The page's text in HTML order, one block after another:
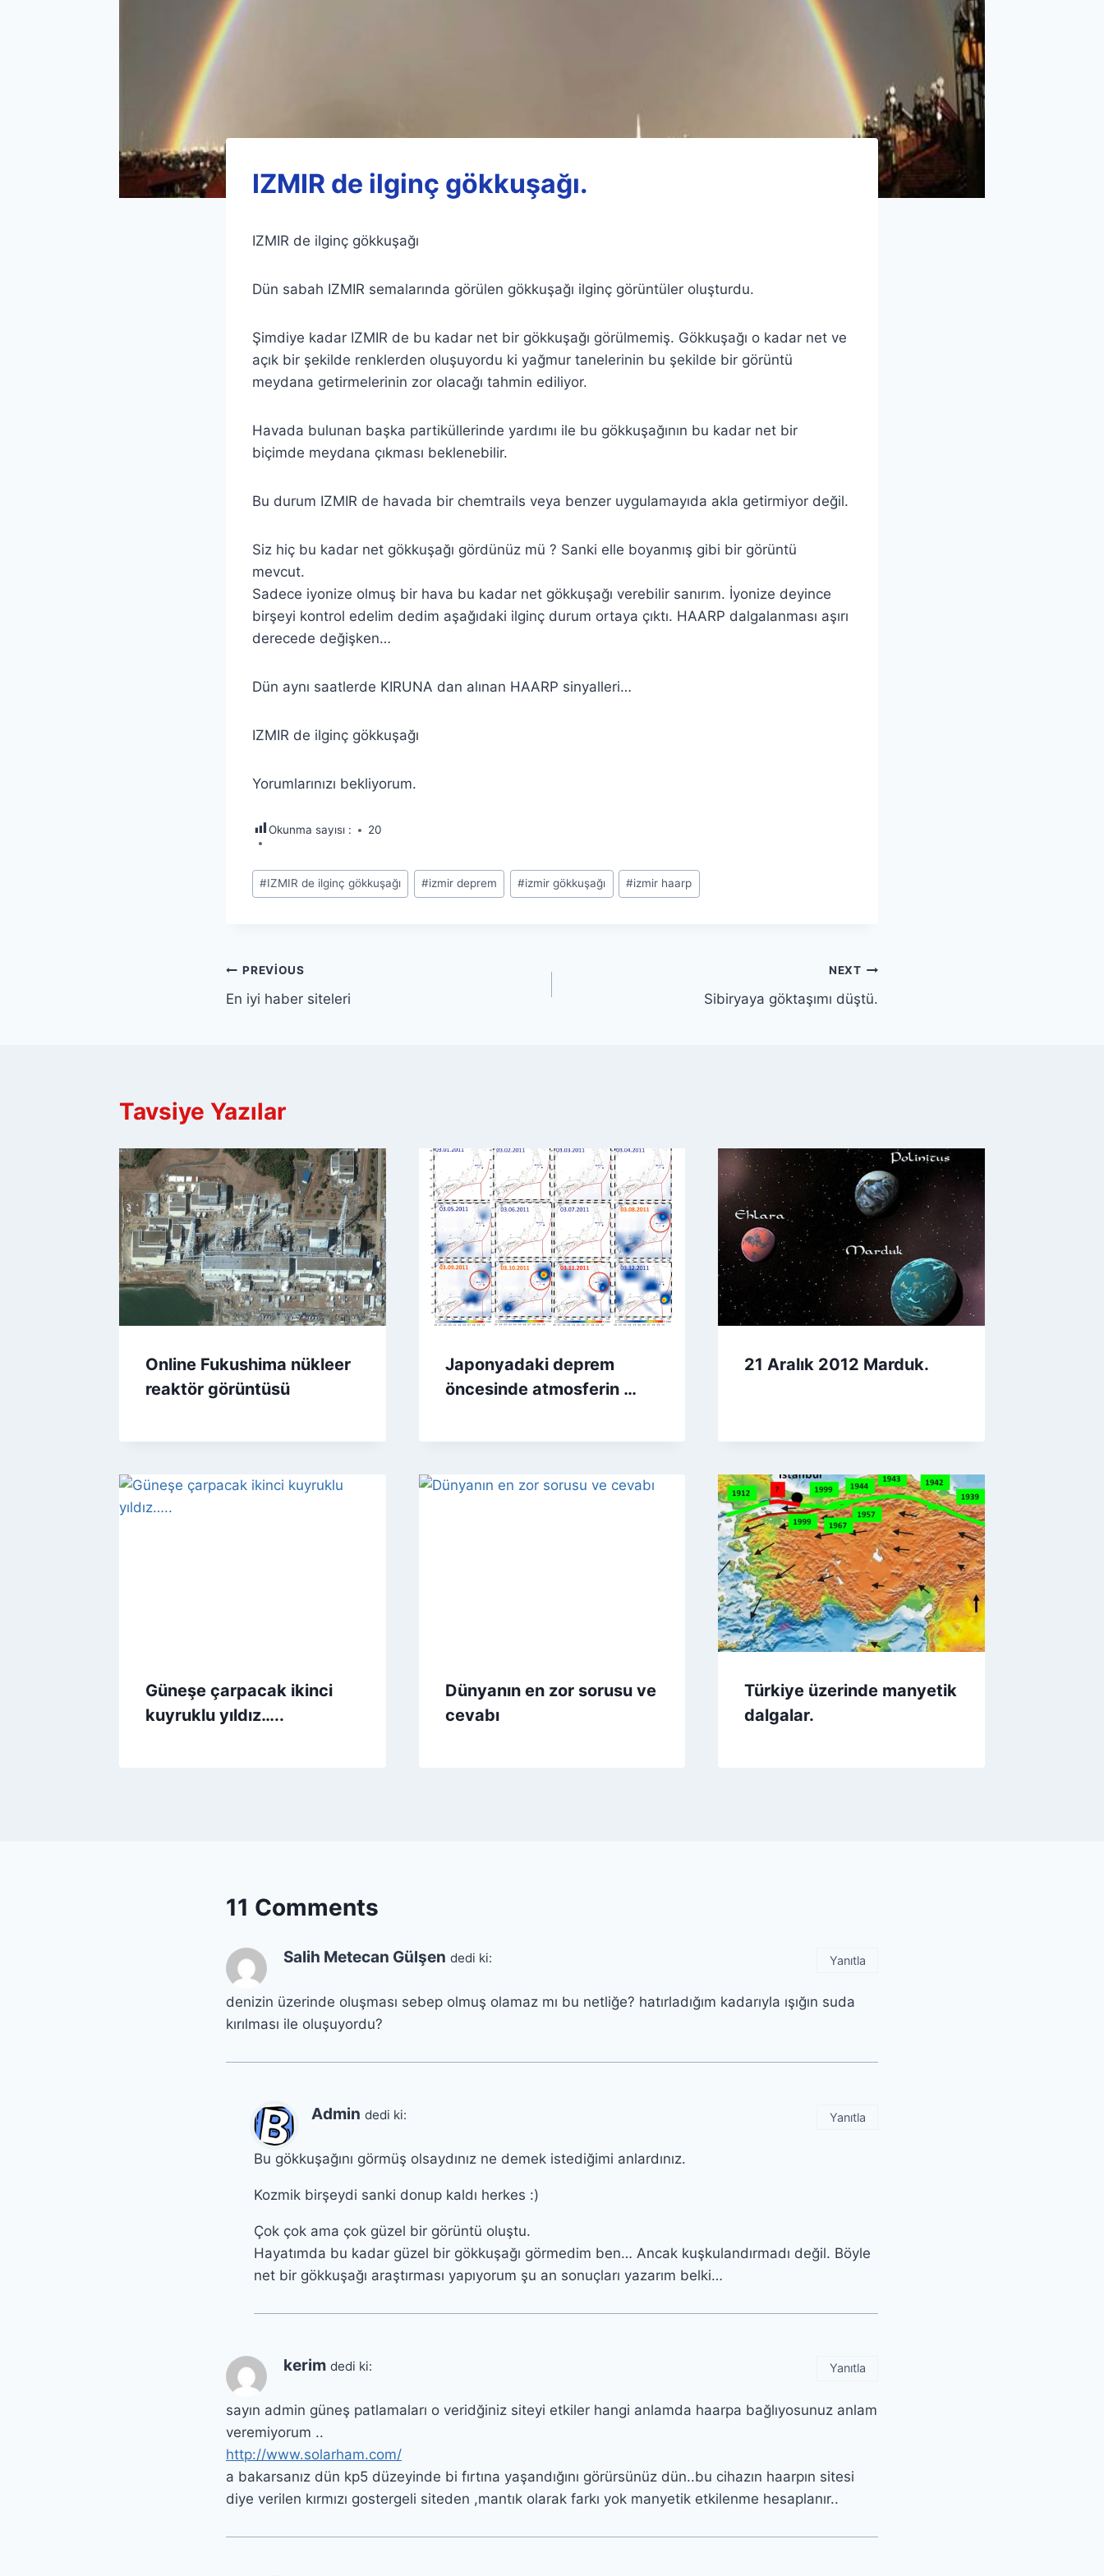
IZMIR de ilginç gökkuşağı.
IZMIR de ilginç gökkuşağı
Dün sabah IZMIR semalarında görülen gökkuşağı ilginç görüntüler oluşturdu.
Şimdiye kadar IZMIR de bu kadar net bir gökkuşağı görülmemiş. Gökkuşağı o kadar net ve
açık bir şekilde renklerden oluşuyordu ki yağmur tanelerinin bu şekilde bir görüntü
meydana getirmelerinin zor olacağı tahmin ediliyor.
Havada bulunan başka partiküllerinde yardımı ile bu gökkuşağının bu kadar net bir
biçimde meydana çıkması beklenebilir.
Bu durum IZMIR de havada bir chemtrails veya benzer uygulamayıda akla getirmiyor değil.
Siz hiç bu kadar net gökkuşağı gördünüz mü ? Sanki elle boyanmış gibi bir görüntü
mevcut.
Sadece iyonize olmuş bir hava bu kadar net gökkuşağı verebilir sanırım. İyonize deyince
birşeyi kontrol edelim dedim aşağıdaki ilginç durum ortaya çıktı. HAARP dalgalanması aşırı
derecede değişken…
Dün aynı saatlerde KIRUNA dan alınan HAARP sinyalleri…
IZMIR de ilginç gökkuşağı
Yorumlarınızı bekliyorum.
Okunma sayısı : 20
Post
Tags:
#IZMIR de ilginç gökkuşağı #izmir deprem #izmir gökkuşağı #izmir haarp
Yazı
gezinmesi
PREVIOUS
En iyi haber siteleri
NEXT
Sibiryaya göktaşımı düştü.
Tavsiye Yazılar
Online Fukushima nükleer
reaktör görüntüsü
Japonyadaki deprem
öncesinde atmosferin …
21 Aralık 2012 Marduk.
Güneşe çarpacak ikinci
kuyruklu yıldız…..
Dünyanın en zor sorusu ve
cevabı
Türkiye üzerinde manyetik
dalgalar.
11 Comments
Salih Metecan Gülşen dedi ki:
denizin üzerinde oluşması sebep olmuş olamaz mı bu netliğe? hatırladığım kadarıyla ışığın suda
kırılması ile oluşuyordu?
Yanıtla
Admin dedi ki:
Bu gökkuşağını görmüş olsaydınız ne demek istediğimi anlardınız.
Kozmik birşeydi sanki donup kaldı herkes :)
Çok çok ama çok güzel bir görüntü oluştu.
Hayatımda bu kadar güzel bir gökkuşağı görmedim ben… Ancak kuşkulandırmadı değil. Böyle
net bir gökkuşağı araştırması yapıyorum şu an sonuçları yazarım belki…
Yanıtla
kerim dedi ki:
sayın admin güneş patlamaları o veridğiniz siteyi etkiler hangi anlamda haarpa bağlıyosunuz anlam
veremiyorum ..
http://www.solarham.com/
a bakarsanız dün kp5 düzeyinde bi fırtına yaşandığını görürsünüz dün..bu cihazın haarpın sitesi
diye verilen kırmızı gostergeli siteden ,mantık olarak farkı yok manyetik etkilenme hesaplanır..
Yanıtla